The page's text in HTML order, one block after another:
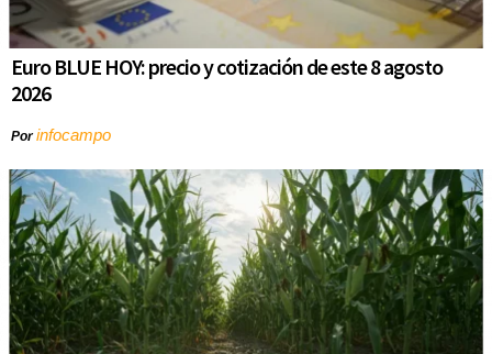
Euro BLUE HOY: precio y cotización de este 8 agosto
2026
Porinfocampo